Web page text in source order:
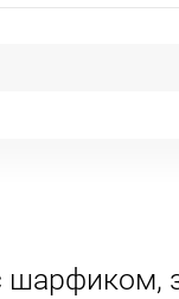
шарфиком,